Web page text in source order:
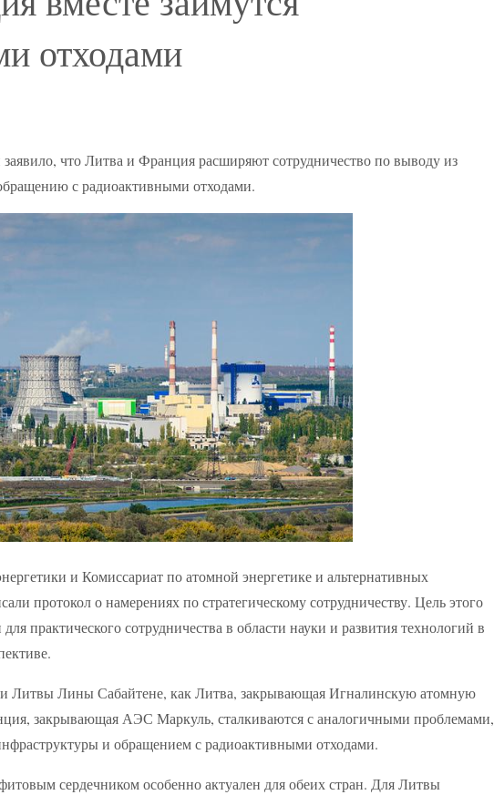
отходами
что Литва и Франция расширяют сотрудничество по выводу из
с радиоактивными отходами.
и Комиссариат по атомной энергетике и альтернативных
протокол о намерениях по стратегическому сотрудничеству. Цель этого
практического сотрудничества в области науки и развития технологий в
Литвы Лины Сабайтене, как Литва, закрывающая Игналинскую атомную
закрывающая АЭС Маркуль, сталкиваются с аналогичными проблемами,
и обращением с радиоактивными отходами.
сердечником особенно актуален для обеих стран. Для Литвы